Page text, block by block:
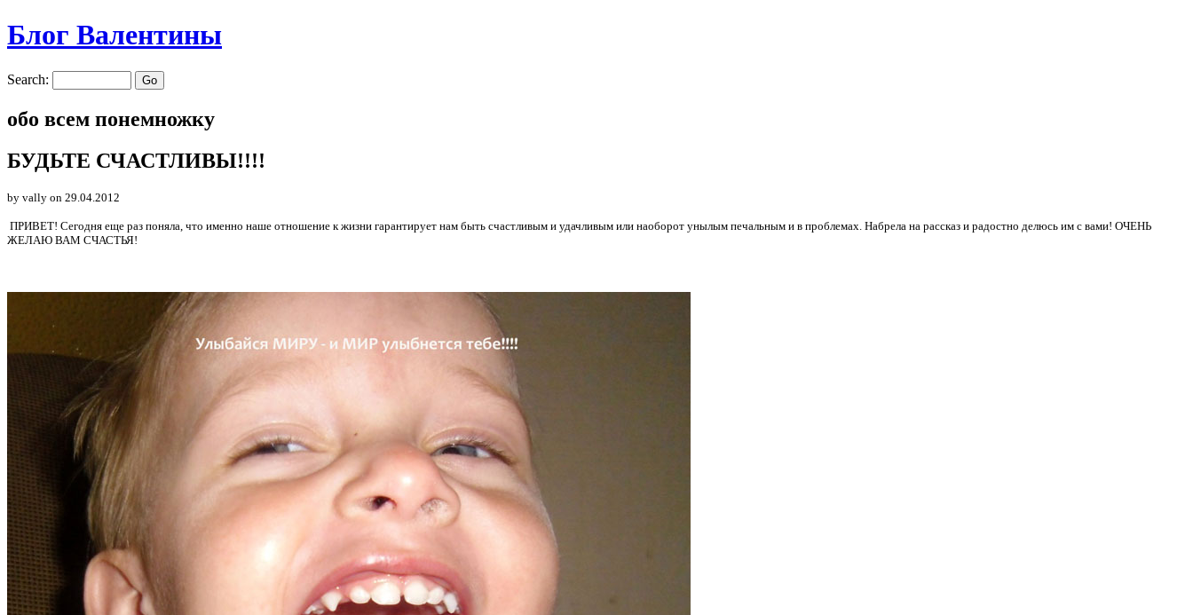
Блог Валентины
Search:
обо всем понемножку
БУДЬТЕ СЧАСТЛИВЫ!!!!
by vally on 29.04.2012
ПРИВЕТ! Сегодня еще раз поняла, что именно наше отношение к жизни гарантирует нам быть счастливым и удачливым или наоборот унылым печальным и в проблемах. Набрела на рассказ и радостно делюсь им с вами! ОЧЕНЬ
ЖЕЛАЮ ВАМ СЧАСТЬЯ!